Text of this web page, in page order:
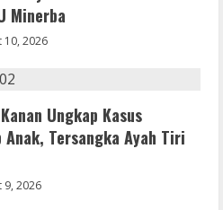
Minerba
10, 2026
Ungkap Kasus
Tersangka Ayah Tiri
9, 2026
9, 2026
Office Portable + Activator
9, 2026
Crack + Portable All